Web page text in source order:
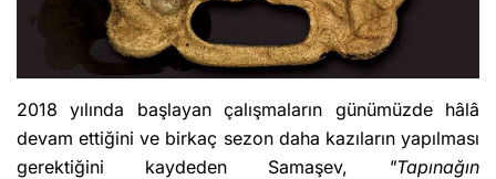
2018 yılında başlayan çalışmaların günümüzde hâlâ
devam ettiğini ve birkaç sezon daha kazıların yapılması
gerektiğini kaydeden Samaşev, "Tapınağın